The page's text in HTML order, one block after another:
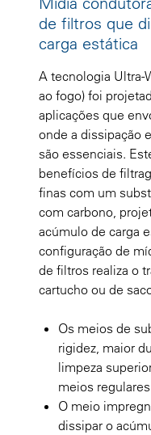
de filtros que
carga estática
A tecnologia Ultra-
ao fogo) foi
aplicações que
onde a dissipação
são essenciais.
benefícios de
finas com um
com carbono,
acúmulo de carga
configuração de
de filtros realiza o
cartucho ou de
Os meios de
rigidez, maior
limpeza
meios
O meio
dissipar o